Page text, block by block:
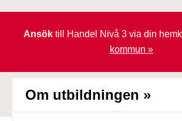
Ansök till Handel Nivå 3 via din
kommun »
Om utbildningen »